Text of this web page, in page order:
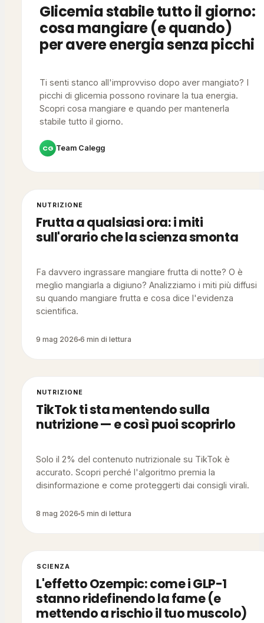
Glicemia stabile tutto il giorno:
cosa mangiare (e quando)
per avere energia senza picchi
Ti senti stanco all'improvviso dopo aver mangiato? I
picchi di glicemia possono rovinare la tua energia.
Scopri cosa mangiare e quando per mantenerla
stabile tutto il giorno.
CG Team Calegg
NUTRIZIONE
Frutta a qualsiasi ora: i miti
sull'orario che la scienza smonta
Fa davvero ingrassare mangiare frutta di notte? O è
meglio mangiarla a digiuno? Analizziamo i miti più diffusi
su quando mangiare frutta e cosa dice l'evidenza
scientifica.
9 mag 2026 6 min di lettura
NUTRIZIONE
TikTok ti sta mentendo sulla
nutrizione — e così puoi scoprirlo
Solo il 2% del contenuto nutrizionale su TikTok è
accurato. Scopri perché l'algoritmo premia la
disinformazione e come proteggerti dai consigli virali.
8 mag 2026 5 min di lettura
SCIENZA
L'effetto Ozempic: come i GLP-1
stanno ridefinendo la fame (e
mettendo a rischio il tuo muscolo)